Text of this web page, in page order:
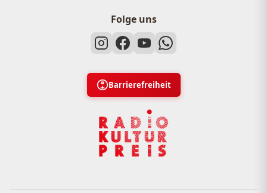
Folge uns
Barrierefreiheit